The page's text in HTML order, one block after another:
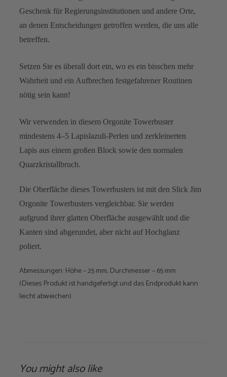
Geschenk für Regierungsinstitutionen und andere Orte,
an denen Entscheidungen getroffen werden, die uns alle
betreffen.
Setzen Sie es überall dort ein, wo es ein bisschen mehr
Wahrheit und ein Aufbrechen festgefahrener Routinen
nötig sein kann!
Wir verwenden in diesem Orgonite Towerbuster
mindestens 4–5 Lapislazuli-Perlen und zerkleinerten
Lapis aus einem großen Block sowie den normalen
Quarzkristallbruch.
Die Oberfläche dieses Towerbusters ist mit den Slick Jim
Orgonite Towerbusters vergleichbar. Sie werden
aufgrund ihrer glatten Oberfläche ausgewählt und die
Kanten sind abgerundet, aber nicht auf Hochglanz
poliert.
Abmessungen: Höhe – 25 mm, Durchmesser – 65 mm
(Dieses Produkt ist handgefertigt und das Endprodukt kann
leicht abweichen)
You might also like